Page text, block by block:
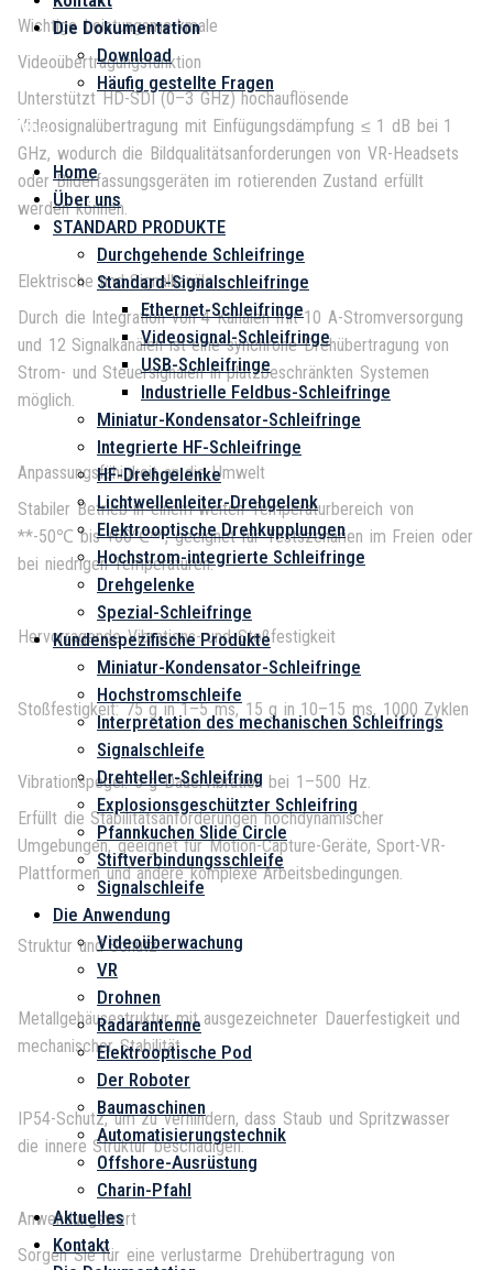
Die Dokumentation
Download
Häufig gestellte Fragen
Menü
Home
Über uns
STANDARD PRODUKTE
Durchgehende Schleifringe
Standard-Signalschleifringe
Ethernet-Schleifringe
Videosignal-Schleifringe
USB-Schleifringe
Industrielle Feldbus-Schleifringe
Miniatur-Kondensator-Schleifringe
Integrierte HF-Schleifringe
HF-Drehgelenke
Lichtwellenleiter-Drehgelenk
Elektrooptische Drehkupplungen
Hochstrom-integrierte Schleifringe
Drehgelenke
Spezial-Schleifringe
Kundenspezifische Produkte
Miniatur-Kondensator-Schleifringe
Hochstromschleife
Interpretation des mechanischen Schleifrings
Signalschleife
Drehteller-Schleifring
Explosionsgeschützter Schleifring
Pfannkuchen Slide Circle
Stiftverbindungsschleife
Signalschleife
Die Anwendung
Videoüberwachung
VR
Drohnen
Radarantenne
Elektrooptische Pod
Der Roboter
Baumaschinen
Automatisierungstechnik
Offshore-Ausrüstung
Charin-Pfahl
Aktuelles
Kontakt
Wichtige Leistungsmerkmale
Videoübertragungsfunktion
Unterstützt HD-SDI (0–3 GHz) hochauflösende
Videosignalübertragung mit Einfügungsdämpfung ≤ 1 dB bei 1
GHz, wodurch die Bildqualitätsanforderungen von VR-Headsets
oder Bilderfassungsgeräten im rotierenden Zustand erfüllt
werden können.
Elektrische und Signalkanäle
Durch die Integration von 4 Kanälen mit 10 A-Stromversorgung
und 12 Signalkanälen ist eine synchrone Drehübertragung von
Strom- und Steuersignalen in platzbeschränkten Systemen
möglich.
Anpassungsfähigkeit an die Umwelt
Stabiler Betrieb in einem weiten Temperaturbereich von
**-50℃ bis +60℃**, geeignet für Testszenarien im Freien oder
bei niedrigen Temperaturen.
Hervorragende Vibrations- und Stoßfestigkeit
Stoßfestigkeit: 75 g in 1–5 ms, 15 g in 10–15 ms, 1000 Zyklen
Vibrationspegel: 5 g Dauervibration bei 1–500 Hz.
Erfüllt die Stabilitätsanforderungen hochdynamischer
Umgebungen, geeignet für Motion-Capture-Geräte, Sport-VR-
Plattformen und andere komplexe Arbeitsbedingungen.
Struktur und Schutz
Metallgehäusestruktur mit ausgezeichneter Dauerfestigkeit und
mechanischer Stabilität.
IP54-Schutz, um zu verhindern, dass Staub und Spritzwasser
die innere Struktur beschädigen.
Anwendungswert
Sorgen Sie für eine verlustarme Drehübertragung von